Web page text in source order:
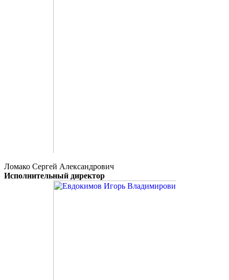
Ломако Сергей Александрович
Исполнительный директор